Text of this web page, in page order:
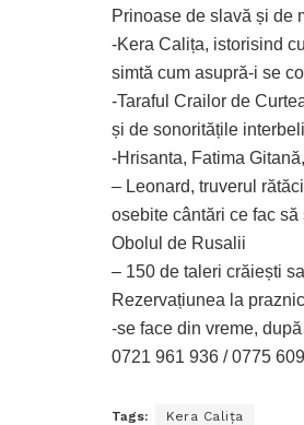
Prinoase de slavă și de
-Kera Calița, istorisind
simtă cum asupră-i se
-Taraful Crailor de
și de sonoritățile
-Hrisanta, Fatima
– Leonard, truverul
osebite cântări ce fac
Obolul de Rusalii
– 150 de taleri crăiești
Rezervațiunea la praznic
-se face din vreme,
0721 961 936 / 0775
Tags: Kera Calița